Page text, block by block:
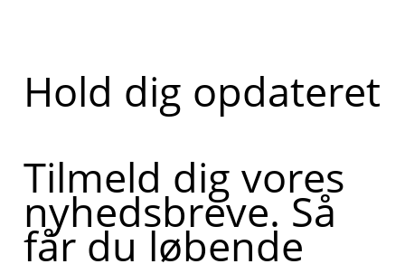
Hold dig opdateret
Tilmeld dig vores
nyhedsbreve. Så
får du løbende